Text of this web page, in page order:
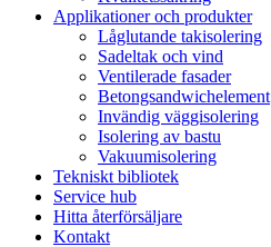
Applikationer och produkter
Låglutande takisolering
Sadeltak och vind
Ventilerade fasader
Betongsandwichelement
Invändig väggisolering
Isolering av bastu
Vakuumisolering
Tekniskt bibliotek
Service hub
Hitta återförsäljare
Kontakt